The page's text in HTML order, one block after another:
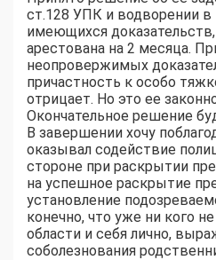
ст.128 УПК и водворении
имеющихся
арестована на 2 месяца.
неопровержимых
причастность к особо
отрицает. Но это ее
Окончательное решение
В завершении хочу
оказывал содействие
стороне при раскрытии
на успешное раскрытие
установление
конечно, что уже ни кого
области и себя лично,
соболезнования